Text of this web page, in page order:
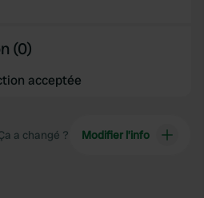
(0)
acceptée
a changé ? Modifier l’info